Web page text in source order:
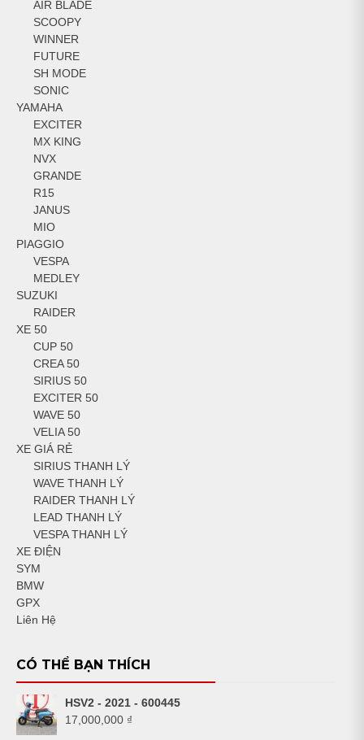
AIR BLADE
SCOOPY
WINNER
FUTURE
SH MODE
SONIC
YAMAHA
EXCITER
MX KING
NVX
GRANDE
R15
JANUS
MIO
PIAGGIO
VESPA
MEDLEY
SUZUKI
RAIDER
XE 50
CUP 50
CREA 50
SIRIUS 50
EXCITER 50
WAVE 50
VELIA 50
XE GIÁ RẺ
SIRIUS THANH LÝ
WAVE THANH LÝ
RAIDER THANH LÝ
LEAD THANH LÝ
VESPA THANH LÝ
XE ĐIỆN
SYM
BMW
GPX
Liên Hệ
CÓ THỂ BẠN THÍCH
HSV2 - 2021 - 600445
17,000,000 ₫